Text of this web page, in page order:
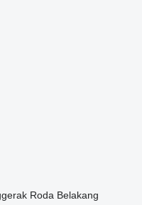
Roda Belakang